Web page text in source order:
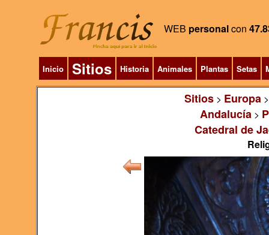
WEB personalcon
Inicio Sitios Historia Animales Plantas Setas
Sitios> Europa
Andalucía >
Catedral de